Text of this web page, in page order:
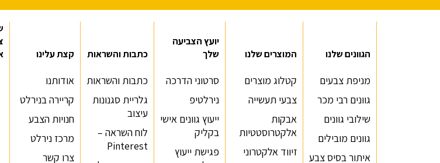
הגוונים שלנו
מניפת צבעים
גוונים רבי מכר
שילובי גוונים
גוונים מובילים
איתור בסיס צבע
המוצרים שלנו
קטלוג מוצרים
צבעי תעשייה
אבקות
אלקטרוסטטיות
זיווד אלקטרוני
יועץ הצביעה
שלך
סרטוני הדרכה
נירלטיפ
ייעוץ גוונים אישי
בקליק
פגישת ייעוץ
כתבות והשראות
כתבות והשראות
גלריית סגנונות
עיצוב
לוח השראה –
Pinterest
קצת עלינו
אודותנו
קריירה בנירלט
חנויות הצבע
מרכז נירלט
צרו קשר